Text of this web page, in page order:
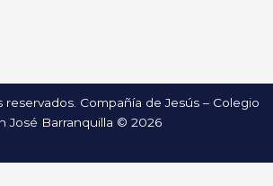
reservados. Compañía de Jesús – Colegio
José Barranquilla © 2026